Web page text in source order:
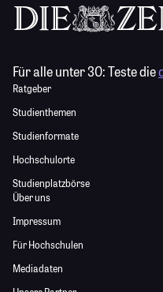
Für alle unter 30:Teste die
Ratgeber
Studienthemen
Studienformate
Hochschulorte
Studienplatzbörse
Über uns
Impressum
Für Hochschulen
Mediadaten